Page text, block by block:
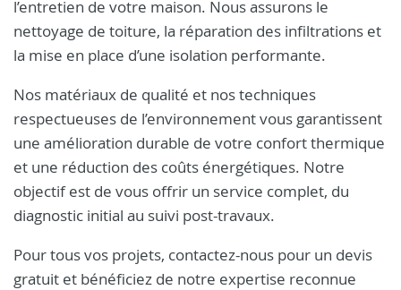
l’entretien de votre maison. Nous assurons le
nettoyage de toiture, la réparation des infiltrations et
la mise en place d’une isolation performante.
Nos matériaux de qualité et nos techniques
respectueuses de l’environnement vous garantissent
une amélioration durable de votre confort thermique
et une réduction des coûts énergétiques. Notre
objectif est de vous offrir un service complet, du
diagnostic initial au suivi post-travaux.
Pour tous vos projets, contactez-nous pour un devis
gratuit et bénéficiez de notre expertise reconnue